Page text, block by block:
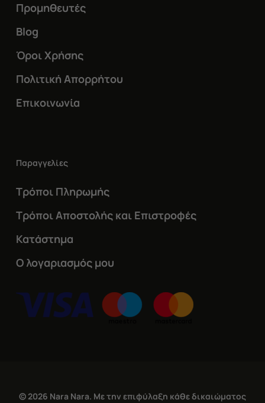
Προμηθευτές
Blog
Όροι Χρήσης
Πολιτική Απορρήτου
Επικοινωνία
Παραγγελίες
Τρόποι Πληρωμής
Τρόποι Αποστολής και Επιστροφές
Κατάστημα
Ο λογαριασμός μου
© 2026 Nara Nara. Με την επιφύλαξη κάθε δικαιώματος